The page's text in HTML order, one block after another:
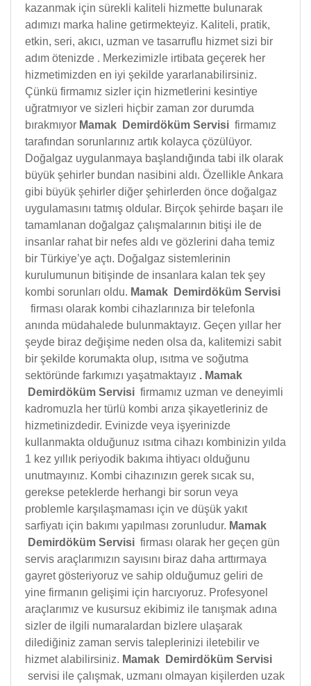
kazanmak için sürekli kaliteli hizmette bulunarak
adımızı marka haline getirmekteyiz. Kaliteli, pratik,
etkin, seri, akıcı, uzman ve tasarruflu hizmet sizi bir
adım ötenizde . Merkezimizle irtibata geçerek her
hizmetimizden en iyi şekilde yararlanabilirsiniz.
Çünkü firmamız sizler için hizmetlerini kesintiye
uğratmıyor ve sizleri hiçbir zaman zor durumda
bırakmıyor Mamak Demirdöküm Servisi firmamız
tarafından sorunlarınız artık kolayca çözülüyor.
Doğalgaz uygulanmaya başlandığında tabi ilk olarak
büyük şehirler bundan nasibini aldı. Özellikle Ankara
gibi büyük şehirler diğer şehirlerden önce doğalgaz
uygulamasını tatmış oldular. Birçok şehirde başarı ile
tamamlanan doğalgaz çalışmalarının bitişi ile de
insanlar rahat bir nefes aldı ve gözlerini daha temiz
bir Türkiye’ye açtı. Doğalgaz sistemlerinin
kurulumunun bitişinde de insanlara kalan tek şey
kombi sorunları oldu. Mamak Demirdöküm Servisi
firması olarak kombi cihazlarınıza bir telefonla
anında müdahalede bulunmaktayız. Geçen yıllar her
şeyde biraz değişime neden olsa da, kalitemizi sabit
bir şekilde korumakta olup, ısıtma ve soğutma
sektöründe farkımızı yaşatmaktayız . Mamak
Demirdöküm Servisi firmamız uzman ve deneyimli
kadromuzla her türlü kombi arıza şikayetleriniz de
hizmetinizdedir. Evinizde veya işyerinizde
kullanmakta olduğunuz ısıtma cihazı kombinizin yılda
1 kez yıllık periyodik bakıma ihtiyacı olduğunu
unutmayınız. Kombi cihazınızın gerek sıcak su,
gerekse peteklerde herhangi bir sorun veya
problemle karşılaşmaması için ve düşük yakıt
sarfiyatı için bakımı yapılması zorunludur. Mamak
Demirdöküm Servisi firması olarak her geçen gün
servis araçlarımızın sayısını biraz daha arttırmaya
gayret gösteriyoruz ve sahip olduğumuz geliri de
yine firmanın gelişimi için harcıyoruz. Profesyonel
araçlarımız ve kusursuz ekibimiz ile tanışmak adına
sizler de ilgili numaralardan bizlere ulaşarak
dilediğiniz zaman servis taleplerinizi iletebilir ve
hizmet alabilirsiniz. Mamak Demirdöküm Servisi
servisi ile çalışmak, uzmanı olmayan kişilerden uzak